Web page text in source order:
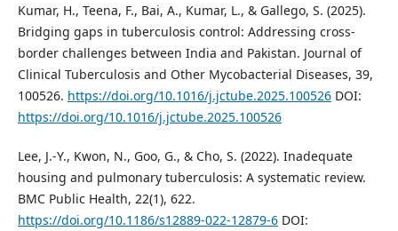
Kumar, H., Teena, F., Bai, A., Kumar, L., & Gallego, S. (2025).
Bridging gaps in tuberculosis control: Addressing cross-
border challenges between India and Pakistan. Journal of
Clinical Tuberculosis and Other Mycobacterial Diseases, 39,
100526. https://doi.org/10.1016/j.jctube.2025.100526DOI:
https://doi.org/10.1016/j.jctube.2025.100526
Lee, J.-Y., Kwon, N., Goo, G., & Cho, S. (2022). Inadequate
housing and pulmonary tuberculosis: A systematic review.
BMC Public Health, 22(1), 622.
https://doi.org/10.1186/s12889-022-12879-6DOI: